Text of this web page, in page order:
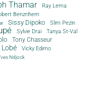
Thamar
Ray Lema
Benzrihem
Sissy Dipoko Slim Pezin
Sylvie Drai Tanya St-Val
Tony Chasseur
Lobé Vicky Edimo
Ndjock